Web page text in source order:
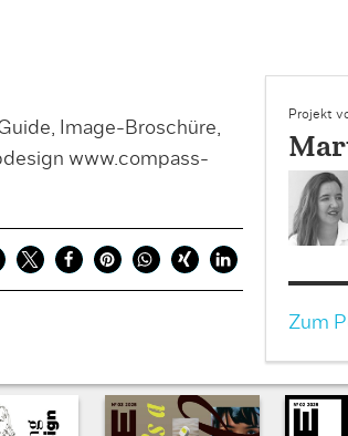
Image-Broschüre,
www.compass-
Projekt
Zum